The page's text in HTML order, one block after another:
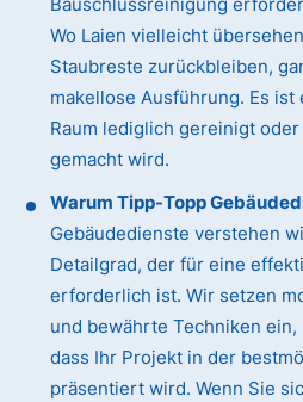
Bauschlussreinigung
Wo Laien vielleicht
Staubreste zurückbleiben,
makellose Ausführung. Es
Raum lediglich gereinigt
gemacht wird.
Warum Tipp-Topp
Gebäudedienste verstehen
Detailgrad, der für eine
erforderlich ist. Wir setzen
und bewährte Techniken
dass Ihr Projekt in der
präsentiert wird. Wenn Sie